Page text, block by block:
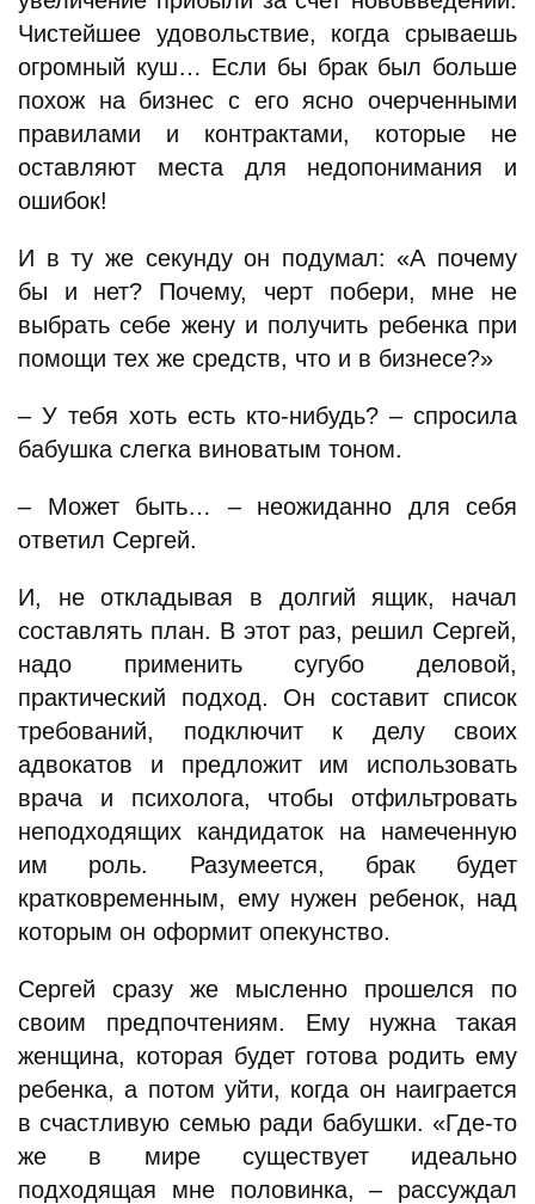
Чистейшее удовольствие, когда срываешь
огромный куш… Если бы брак был больше
похож на бизнес с его ясно очерченными
правилами и контрактами, которые не
оставляют места для недопонимания и
ошибок!
И в ту же секунду он подумал: «А почему
бы и нет? Почему, черт побери, мне не
выбрать себе жену и получить ребенка при
помощи тех же средств, что и в бизнесе?»
– У тебя хоть есть кто-нибудь? – спросила
бабушка слегка виноватым тоном.
– Может быть… – неожиданно для себя
ответил Сергей.
И, не откладывая в долгий ящик, начал
составлять план. В этот раз, решил Сергей,
надо применить сугубо деловой,
практический подход. Он составит список
требований, подключит к делу своих
адвокатов и предложит им использовать
врача и психолога, чтобы отфильтровать
неподходящих кандидаток на намеченную
им роль. Разумеется, брак будет
кратковременным, ему нужен ребенок, над
которым он оформит опекунство.
Сергей сразу же мысленно прошелся по
своим предпочтениям. Ему нужна такая
женщина, которая будет готова родить ему
ребенка, а потом уйти, когда он наиграется
в счастливую семью ради бабушки. «Где-то
же в мире существует идеально
подходящая мне половинка, – рассуждал